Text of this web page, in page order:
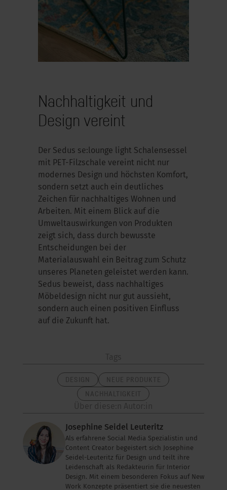
Nachhaltigkeit und
Design vereint
Der Sedus se:lounge light Schalensessel
mit PET-Filzschale vereint nicht nur
modernes Design und höchsten Komfort,
sondern setzt auch ein deutliches
Zeichen für nachhaltiges Wohnen und
Arbeiten. Mit einem Blick auf die
Umweltauswirkungen von Produkten
zeigt sich, dass durch bewusste
Entscheidungen bei der
Materialauswahl ein Beitrag zum Schutz
unseres Planeten geleistet werden kann.
Sedus beweist, dass nachhaltiges
Möbeldesign nicht nur gut aussieht,
sondern auch einen positiven Einfluss
auf die Zukunft hat.
Josephine Seidel Leuteritz
Als erfahrene Social Media Spezialistin und
Content Creator begeistert sich Josephine
Seidel-Leuteritz für Design und teilt ihre
Leidenschaft als Redakteurin für Interior
Design. Mit einem besonderen Fokus auf New
Work Konzepte präsentiert sie die neuesten